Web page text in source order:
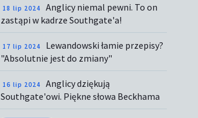
18 lip 2024
Anglicy niemal pewni. To on
zastąpi w kadrze Southgate'a!
17 lip 2024
Lewandowski łamie przepisy?
"Absolutnie jest do zmiany"
16 lip 2024
Anglicy dziękują
Southgate'owi. Piękne słowa Beckhama